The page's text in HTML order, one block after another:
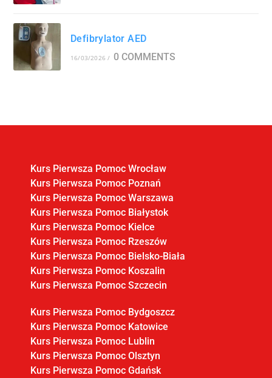
Defibrylator AED
16/03/2026 / 0 COMMENTS
Kurs Pierwsza Pomoc Wrocław
Kurs Pierwsza Pomoc Poznań
Kurs Pierwsza Pomoc Warszawa
Kurs Pierwsza Pomoc Białystok
Kurs Pierwsza Pomoc Kielce
Kurs Pierwsza Pomoc Rzeszów
Kurs Pierwsza Pomoc Bielsko-Biała
Kurs Pierwsza Pomoc Koszalin
Kurs Pierwsza Pomoc Szczecin
Kurs Pierwsza Pomoc Bydgoszcz
Kurs Pierwsza Pomoc Katowice
Kurs Pierwsza Pomoc Lublin
Kurs Pierwsza Pomoc Olsztyn
Kurs Pierwsza Pomoc Gdańsk